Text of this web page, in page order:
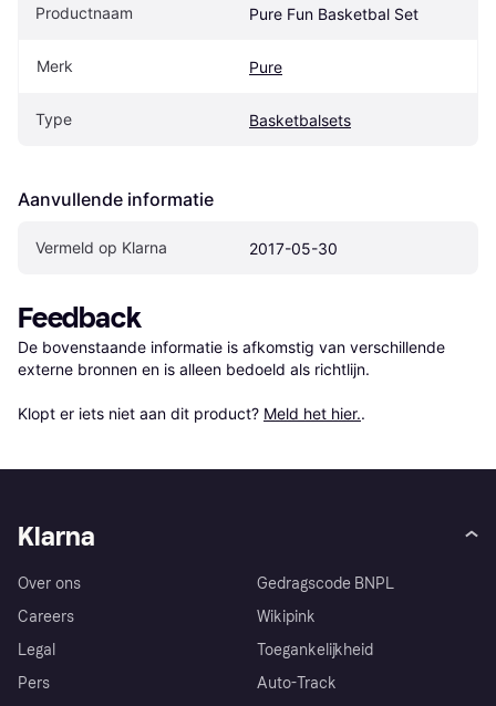
Productnaam Pure Fun Basketbal Set
Merk Pure
Type Basketbalsets
Aanvullende informatie
Vermeld op Klarna 2017-05-30
Feedback
De bovenstaande informatie is afkomstig van verschillende
externe bronnen en is alleen bedoeld als richtlijn.
Klopt er iets niet aan dit product? Meld het hier..
Klarna
Over ons
Careers
Legal
Pers
Gedragscode BNPL
Wikipink
Toegankelijkheid
Auto-Track